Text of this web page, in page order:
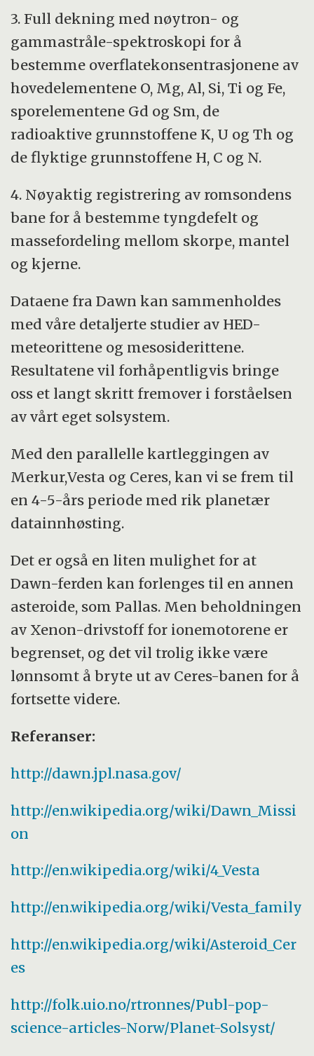
3. Full dekning med nøytron- og
gammastråle-spektroskopi for å
bestemme overflatekonsentrasjonene av
hovedelementene O, Mg, Al, Si, Ti og Fe,
sporelementene Gd og Sm, de
radioaktive grunnstoffene K, U og Th og
de flyktige grunnstoffene H, C og N.
4. Nøyaktig registrering av romsondens
bane for å bestemme tyngdefelt og
massefordeling mellom skorpe, mantel
og kjerne.
Dataene fra Dawn kan sammenholdes
med våre detaljerte studier av HED-
meteorittene og mesosiderittene.
Resultatene vil forhåpentligvis bringe
oss et langt skritt fremover i forståelsen
av vårt eget solsystem.
Med den parallelle kartleggingen av
Merkur,Vesta og Ceres, kan vi se frem til
en 4-5-års periode med rik planetær
datainnhøsting.
Det er også en liten mulighet for at
Dawn-ferden kan forlenges til en annen
asteroide, som Pallas. Men beholdningen
av Xenon-drivstoff for ionemotorene er
begrenset, og det vil trolig ikke være
lønnsomt å bryte ut av Ceres-banen for å
fortsette videre.
Referanser:
http://dawn.jpl.nasa.gov/
http://en.wikipedia.org/wiki/Dawn_Missi
on
http://en.wikipedia.org/wiki/4_Vesta
http://en.wikipedia.org/wiki/Vesta_family
http://en.wikipedia.org/wiki/Asteroid_Cer
es
http://folk.uio.no/rtronnes/Publ-pop-
science-articles-Norw/Planet-Solsyst/